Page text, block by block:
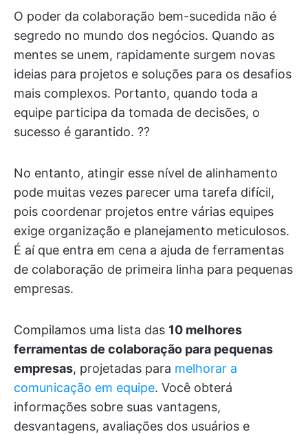
O poder da colaboração bem-sucedida não é
segredo no mundo dos negócios. Quando as
mentes se unem, rapidamente surgem novas
ideias para projetos e soluções para os desafios
mais complexos. Portanto, quando toda a
equipe participa da tomada de decisões, o
sucesso é garantido. ?‍?
No entanto, atingir esse nível de alinhamento
pode muitas vezes parecer uma tarefa difícil,
pois coordenar projetos entre várias equipes
exige organização e planejamento meticulosos.
É aí que entra em cena a ajuda de ferramentas
de colaboração de primeira linha para pequenas
empresas.
Compilamos uma lista das 10 melhores
ferramentas de colaboração para pequenas
empresas, projetadas para melhorar a
comunicação em equipe. Você obterá
informações sobre suas vantagens,
desvantagens, avaliações dos usuários e